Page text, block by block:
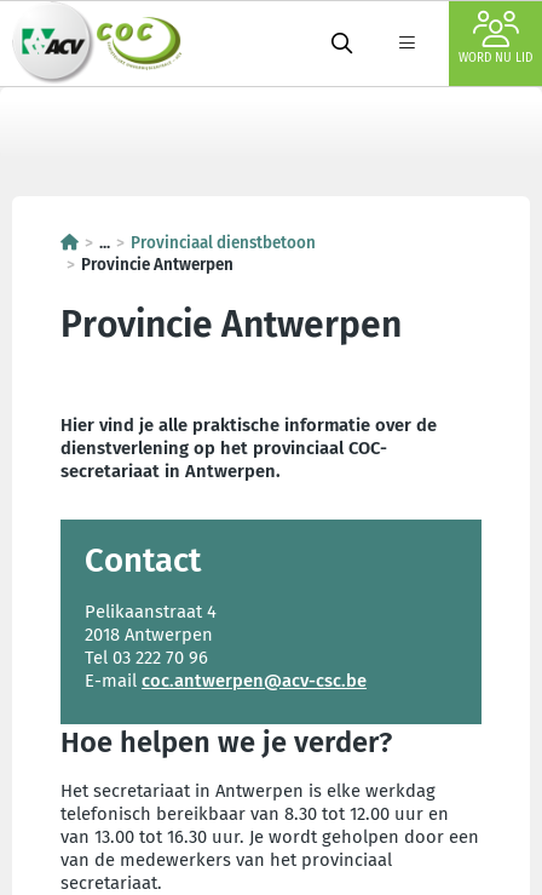
WORD NU LID
...
Provinciaal dienstbetoon
Provincie Antwerpen
Provincie Antwerpen
Hier vind je alle praktische informatie over de
dienstverlening op het provinciaal COC-
secretariaat in Antwerpen.
Contact
Pelikaanstraat 4
2018 Antwerpen
Tel 03 222 70 96
E-mail coc.antwerpen@acv-csc.be
Hoe helpen we je verder?
Het secretariaat in Antwerpen is elke werkdag
telefonisch bereikbaar van 8.30 tot 12.00 uur en
van 13.00 tot 16.30 uur. Je wordt geholpen door een
van de medewerkers van het provinciaal
secretariaat.